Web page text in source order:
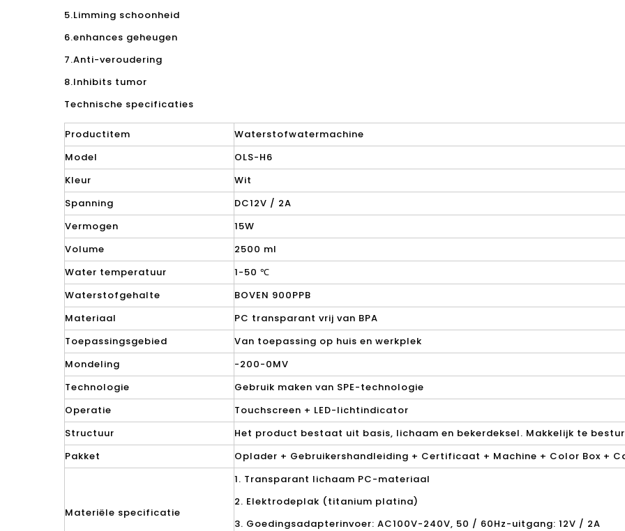
5.Limming schoonheid
6.enhances geheugen
7.Anti-veroudering
8.Inhibits tumor
Technische specificaties
Productitem
Waterstofwatermachine
Model
OLS-H6
Kleur
Wit
Spanning
DC12V / 2A
Vermogen
15W
Volume
2500 ml
Water temperatuur
1-50 ℃
Waterstofgehalte
BOVEN 900PPB
Materiaal
PC transparant vrij van BPA
Toepassingsgebied
Van toepassing op huis en werkplek
Mondeling
-200-0MV
Technologie
Gebruik maken van SPE-technologie
Operatie
Touchscreen + LED-lichtindicator
Structuur
Het product bestaat uit basis, lichaam en bekerdeksel. Makkelijk te
Pakket
Oplader + Gebruikershandleiding + Certificaat + Machine + Color Box +
Materiële specificatie
1. Transparant lichaam PC-materiaal
2. Elektrodeplak (titanium platina)
3. Goedingsadapterinvoer: AC100V-240V, 50 / 60Hz-uitgang: 12V / 2A